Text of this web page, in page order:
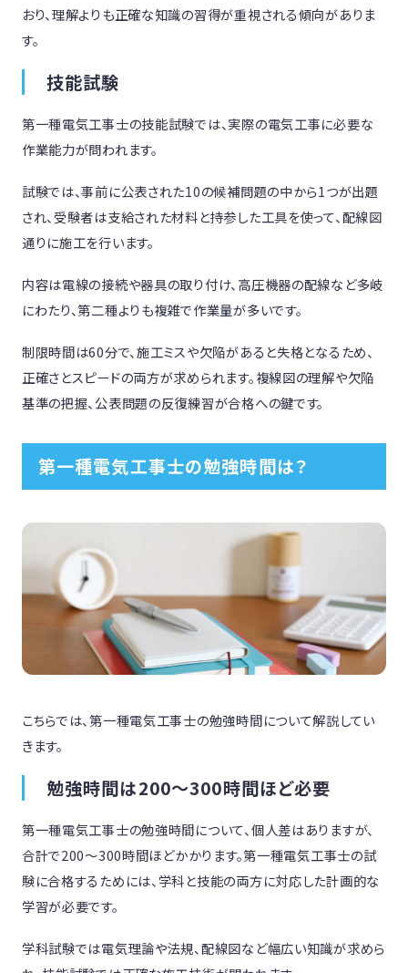
おり、理解よりも正確な知識の習得が重視される傾向がありま
す。
技能試験
第一種電気工事士の技能試験では、実際の電気工事に必要な
作業能力が問われます。
試験では、事前に公表された10の候補問題の中から1つが出題
され、受験者は支給された材料と持参した工具を使って、配線図
通りに施工を行います。
内容は電線の接続や器具の取り付け、高圧機器の配線など多岐
にわたり、第二種よりも複雑で作業量が多いです。
制限時間は60分で、施工ミスや欠陥があると失格となるため、
正確さとスピードの両方が求められます。複線図の理解や欠陥
基準の把握、公表問題の反復練習が合格への鍵です。
第一種電気工事士の勉強時間は？
こちらでは、第一種電気工事士の勉強時間について解説してい
きます。
勉強時間は200～300時間ほど必要
第一種電気工事士の勉強時間について、個人差はありますが、
合計で200〜300時間ほどかかります。第一種電気工事士の試
験に合格するためには、学科と技能の両方に対応した計画的な
学習が必要です。
学科試験では電気理論や法規、配線図など幅広い知識が求めら